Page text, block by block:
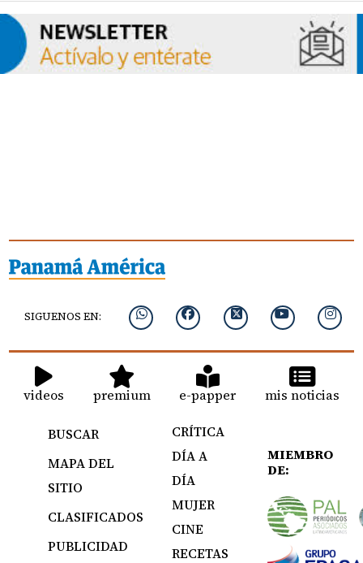
SIGUENOS EN:
videos premium e-papper mis noticias
BUSCAR
MAPA DEL
SITIO
CLASIFICADOS
PUBLICIDAD
CRÍTICA
DÍA A
DÍA
MUJER
CINE
RECETAS
MIEMBRO
DE: